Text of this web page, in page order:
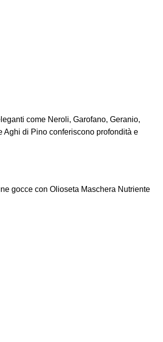
come Neroli, Garofano, Geranio,
Aghi di Pino conferiscono profondità e
gocce con Olioseta Maschera Nutriente